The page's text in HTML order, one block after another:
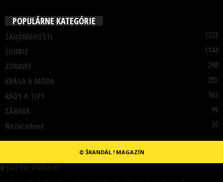
POPULÁRNE KATEGÓRIE
ZAUJÍMAVOSTI
1333
ŠOUBIZ
1144
ZDRAVIE
298
KRÁSA A MÓDA
255
RADY A TIPY
163
ZÁBAVA
99
Nezaradené
20
© ŠKANDÁL ! MAGAZÍN
ĎALŠIE PRÍBEHY